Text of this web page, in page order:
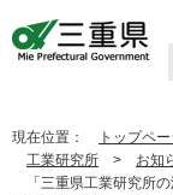
現在位置： トップペー
工業研究所 > お知
「三重県工業研究所の